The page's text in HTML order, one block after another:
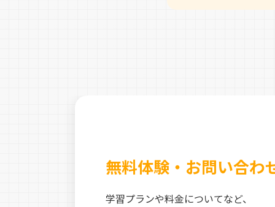
無料体験・お問い合わ
学習プランや料金についてなど、